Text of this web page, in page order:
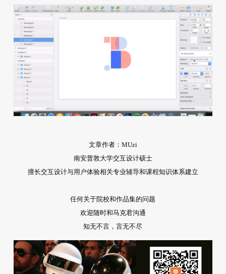
文章作者：MUzi
南安普敦大学交互设计硕士
擅长交互设计与用户体验相关专业辅导和课程知识体系建立
任何关于院校和作品集的问题
欢迎随时和马克君沟通
知无不言，言无不尽